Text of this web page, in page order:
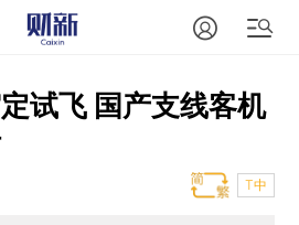
试飞 国产支线客机
T中